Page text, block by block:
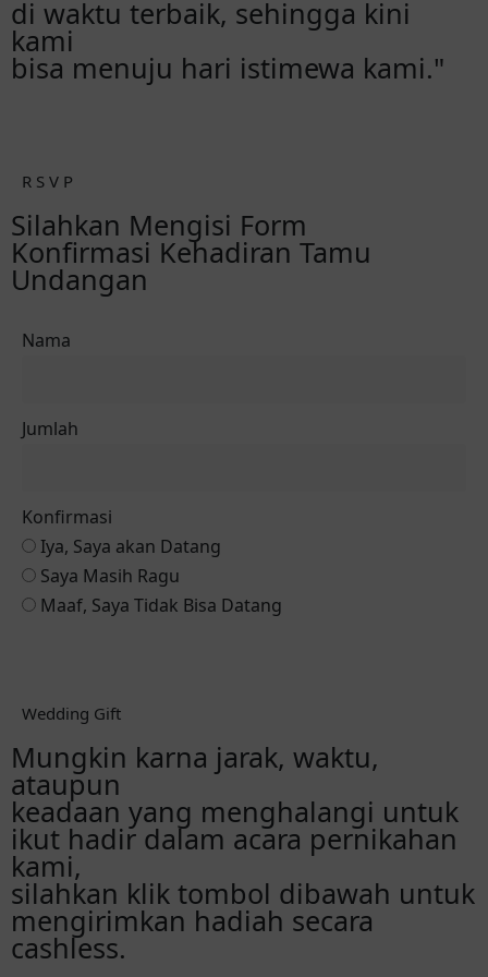
di waktu terbaik, sehingga kini
kami
bisa menuju hari istimewa kami."
R S V P
Silahkan Mengisi Form
Konfirmasi Kehadiran Tamu
Undangan
Nama
Jumlah
Konfirmasi
Iya, Saya akan Datang
Saya Masih Ragu
Maaf, Saya Tidak Bisa Datang
Wedding Gift
Mungkin karna jarak, waktu,
ataupun
keadaan yang menghalangi untuk
ikut hadir dalam acara pernikahan
kami,
silahkan klik tombol dibawah untuk
mengirimkan hadiah secara
cashless.